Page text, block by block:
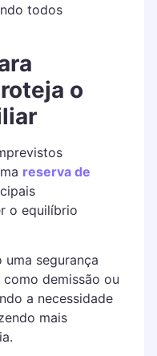
todos
o
reserva de
o equilíbrio
uma segurança
demissão ou
a necessidade
mais